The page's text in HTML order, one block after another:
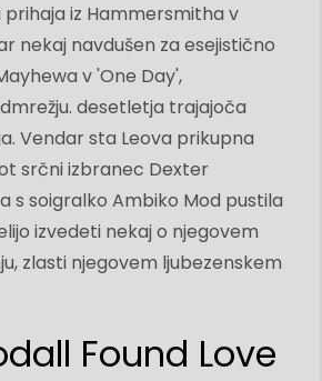
prihaja iz Hammersmitha v
nekaj navdušen za esejistično
v 'One Day',
desetletja trajajoča
Vendar sta Leova prikupna
srčni izbranec Dexter
s soigralko Ambiko Mod pustila
izvedeti nekaj o njegovem
zlasti njegovem ljubezenskem
Found Love